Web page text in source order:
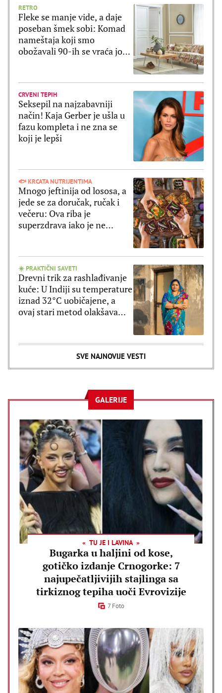
RETRO
Fleke se manje vide, a daje
poseban šmek sobi: Komad
nameštaja koji smo
obožavali 90-ih se vraća još
CRVENI TEPIH
Seksepil na najzabavniji
način! Kaja Gerber je ušla u
fazu kompleta i ne zna se
koji je lepši
🐟 KRCATA NUTRIJENTIMA
Mnogo jeftinija od lososa, a
jede se za doručak, ručak i
večeru: Ova riba je
superzdrava iako je ne
☀️ PRAKTIČNI SAVETI
Drevni trik za rashlađivanje
kuće: U Indiji su temperature
iznad 32°C uobičajene, a
ovaj stari metod olakšava
SVE NAJNOVIJE VESTI
GALERIJE
TU JE I LAVINA
Bugarka u haljini od kose,
gotičko izdanje Crnogorke: 7
najupečatljivijih stajlinga sa
tirkiznog tepiha uoči Evrovizije
7 Foto